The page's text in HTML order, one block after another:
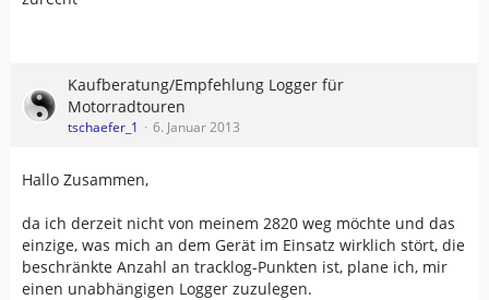
Kaufberatung/Empfehlung Logger für
Motorradtouren
tschaefer_1 6. Januar 2013
Hallo Zusammen,
da ich derzeit nicht von meinem 2820 weg möchte und das
einzige, was mich an dem Gerät im Einsatz wirklich stört, die
beschränkte Anzahl an tracklog-Punkten ist, plane ich, mir
einen unabhängigen Logger zuzulegen.